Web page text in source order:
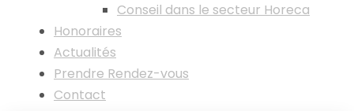
Conseil dans le secteur Horeca
Honoraires
Actualités
Prendre Rendez-vous
Contact